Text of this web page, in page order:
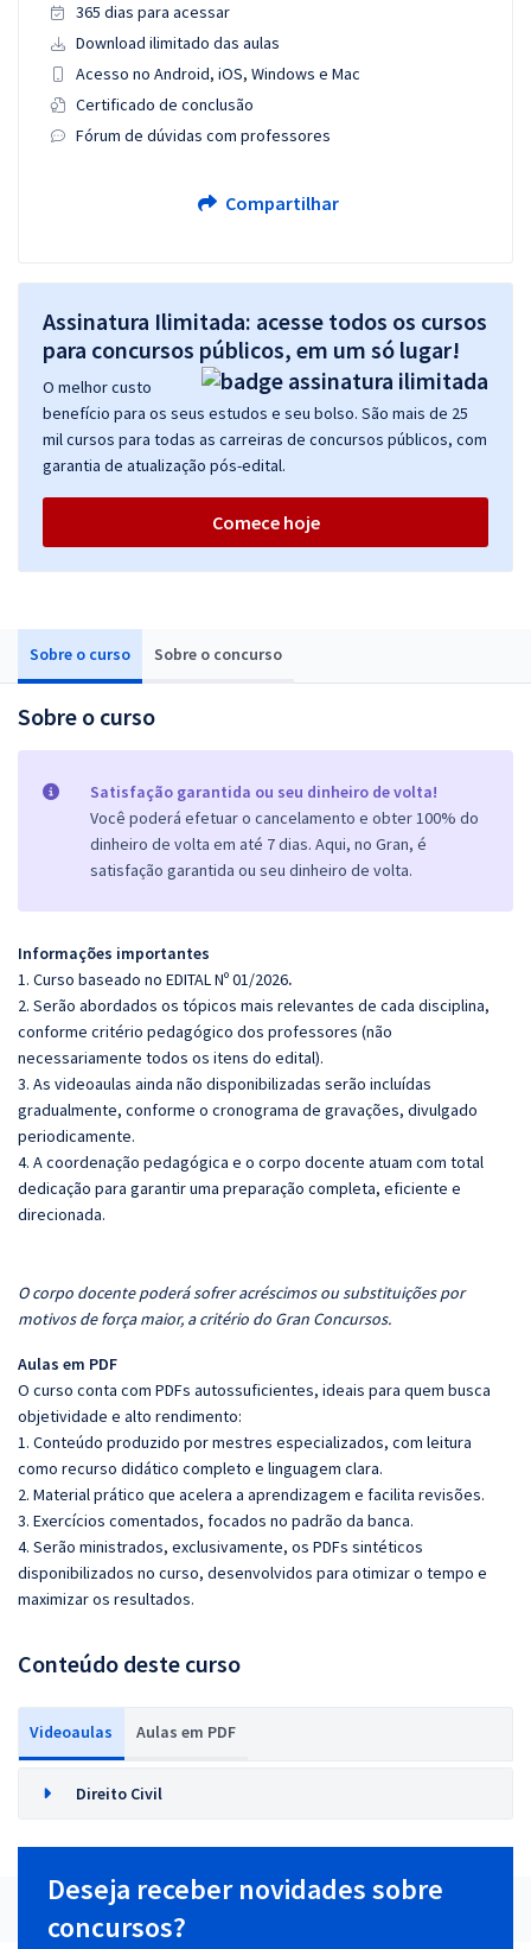
Sobre o curso Sobre o concurso
Sobre o curso
Satisfação garantida ou seu dinheiro de volta!
Você poderá efetuar o cancelamento e obter 100% do
dinheiro de volta em até 7 dias. Aqui, no Gran, é
satisfação garantida ou seu dinheiro de volta.
Informações importantes
1. Curso baseado no EDITAL Nº 01/2026.
2. Serão abordados os tópicos mais relevantes de cada disciplina,
conforme critério pedagógico dos professores (não
necessariamente todos os itens do edital).
3. As videoaulas ainda não disponibilizadas serão incluídas
gradualmente, conforme o cronograma de gravações, divulgado
periodicamente.
4. A coordenação pedagógica e o corpo docente atuam com total
dedicação para garantir uma preparação completa, eficiente e
direcionada.
O corpo docente poderá sofrer acréscimos ou substituições por
motivos de força maior, a critério do Gran Concursos.
Aulas em PDF
O curso conta com PDFs autossuficientes, ideais para quem busca
objetividade e alto rendimento:
1. Conteúdo produzido por mestres especializados, com leitura
como recurso didático completo e linguagem clara.
2. Material prático que acelera a aprendizagem e facilita revisões.
3. Exercícios comentados, focados no padrão da banca.
4. Serão ministrados, exclusivamente, os PDFs sintéticos
disponibilizados no curso, desenvolvidos para otimizar o tempo e
maximizar os resultados.
Conteúdo deste curso
Videoaulas Aulas em PDF
Direito Civil
365 dias para acessar
Download ilimitado das aulas
Acesso no Android, iOS, Windows e Mac
Certificado de conclusão
Fórum de dúvidas com professores
Compartilhar
Assinatura Ilimitada: acesse todos os cursos
para concursos públicos, em um só lugar!
O melhor custo
benefício para os seus estudos e seu bolso. São mais de 25
mil cursos para todas as carreiras de concursos públicos, com
garantia de atualização pós-edital.
Comece hoje
Deseja receber novidades sobre
concursos?